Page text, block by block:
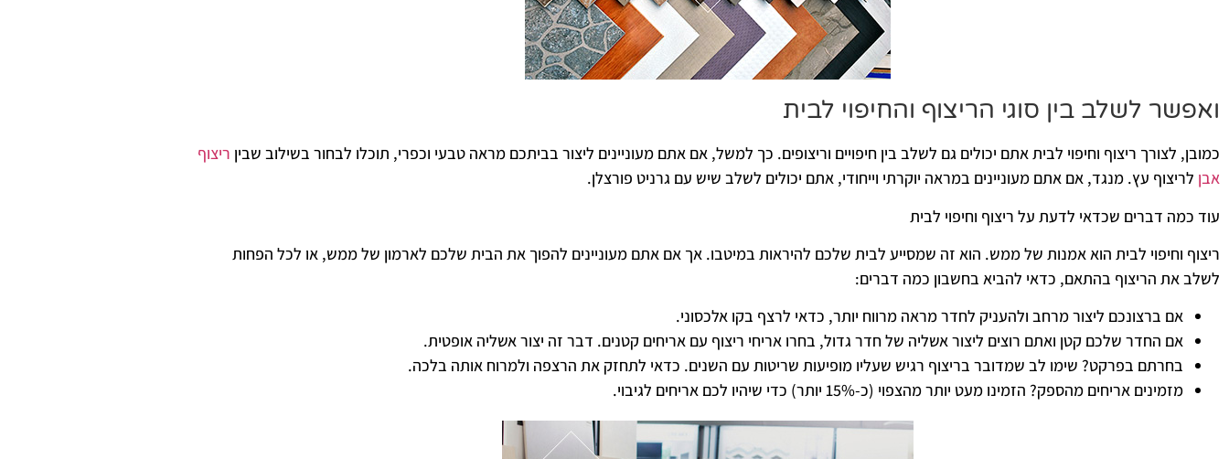
ואפשר לשלב בין סוגי הריצוף והחיפוי לבית
כמובן, לצורך ריצוף וחיפוי לבית אתם יכולים גם לשלב בין חיפויים וריצופים. כך למשל, אם אתם מעוניינים ליצור בביתכם מראה טבעי וכפרי, תוכלו לבחור בשילוב שבין ריצוף
אבן לריצוף עץ. מנגד, אם אתם מעוניינים במראה יוקרתי וייחודי, אתם יכולים לשלב שיש עם גרניט פורצלן.
עוד כמה דברים שכדאי לדעת על ריצוף וחיפוי לבית
ריצוף וחיפוי לבית הוא אמנות של ממש. הוא זה שמסייע לבית שלכם להיראות במיטבו. אך אם אתם מעוניינים להפוך את הבית שלכם לארמון של ממש, או לכל הפחות
לשלב את הריצוף בהתאם, כדאי להביא בחשבון כמה דברים:
אם ברצונכם ליצור מרחב ולהעניק לחדר מראה מרווח יותר, כדאי לרצף בקו אלכסוני.
אם החדר שלכם קטן ואתם רוצים ליצור אשליה של חדר גדול, בחרו אריחי ריצוף עם אריחים קטנים. דבר זה יצור אשליה אופטית.
בחרתם בפרקט? שימו לב שמדובר בריצוף רגיש שעליו מופיעות שריטות עם השנים. כדאי לתחזק את הרצפה ולמרוח אותה בלכה.
מזמינים אריחים מהספק? הזמינו מעט יותר מהצפוי (כ-15% יותר) כדי שיהיו לכם אריחים לגיבוי.